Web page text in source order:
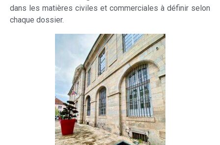
dans les matières civiles et commerciales à définir selon
chaque dossier.